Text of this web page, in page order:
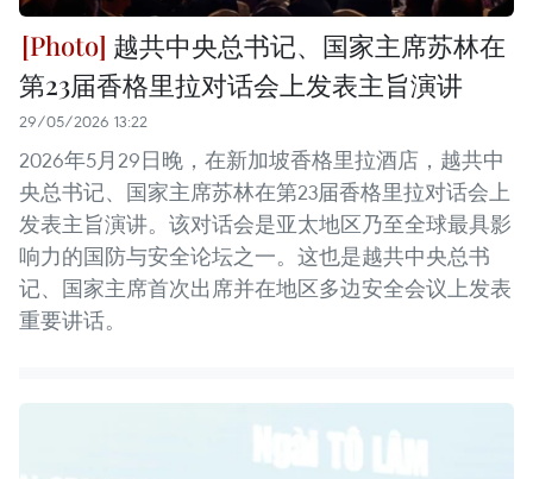
越共中央总书记、国家主席苏林在
第23届香格里拉对话会上发表主旨演讲
29/05/2026 13:22
2026年5月29日晚，在新加坡香格里拉酒店，越共中
央总书记、国家主席苏林在第23届香格里拉对话会上
发表主旨演讲。该对话会是亚太地区乃至全球最具影
响力的国防与安全论坛之一。这也是越共中央总书
记、国家主席首次出席并在地区多边安全会议上发表
重要讲话。